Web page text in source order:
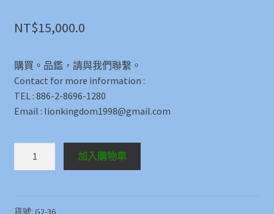
NT$15,000.0
購買。品鑑，請與我們聯繫。
Contact for more information :
TEL : 886-2-8696-1280
Email : lionkingdom1998@gmail.com
White
加入購物車
貨號: G2-36